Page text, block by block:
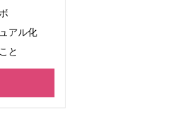
アル化
と